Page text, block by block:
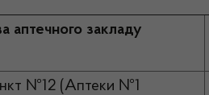
аптечного закладу
№12 (Аптеки №1